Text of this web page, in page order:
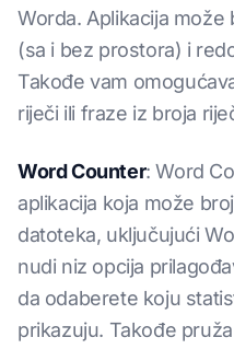
Worda. Aplikacija može
(sa i bez prostora) i
Takođe vam
riječi ili fraze iz broja
Word Counter: Word
aplikacija koja može
datoteka, uključujući
nudi niz opcija
da odaberete koju
prikazuju. Takođe